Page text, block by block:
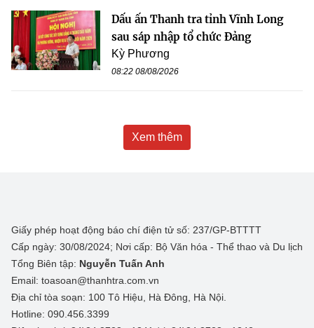
Dấu ấn Thanh tra tỉnh Vĩnh Long
sau sáp nhập tổ chức Đảng
Kỳ Phương
08:22 08/08/2026
Xem thêm
Giấy phép hoạt động báo chí điện tử số: 237/GP-BTTTT
Cấp ngày: 30/08/2024; Nơi cấp: Bộ Văn hóa - Thể thao và Du lịch
Tổng Biên tập: Nguyễn Tuấn Anh
Email: toasoan@thanhtra.com.vn
Địa chỉ tòa soạn: 100 Tô Hiệu, Hà Đông, Hà Nội.
Hotline: 090.456.3399